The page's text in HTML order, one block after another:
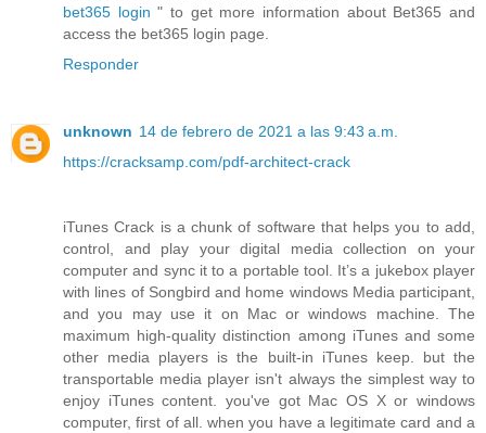
bet365 login " to get more information about Bet365 and
access the bet365 login page.
Responder
unknown 14 de febrero de 2021 a las 9:43 a.m.
https://cracksamp.com/pdf-architect-crack
iTunes Crack is a chunk of software that helps you to add,
control, and play your digital media collection on your
computer and sync it to a portable tool. It’s a jukebox player
with lines of Songbird and home windows Media participant,
and you may use it on Mac or windows machine. The
maximum high-quality distinction among iTunes and some
other media players is the built-in iTunes keep. but the
transportable media player isn't always the simplest way to
enjoy iTunes content. you've got Mac OS X or windows
computer, first of all. when you have a legitimate card and a